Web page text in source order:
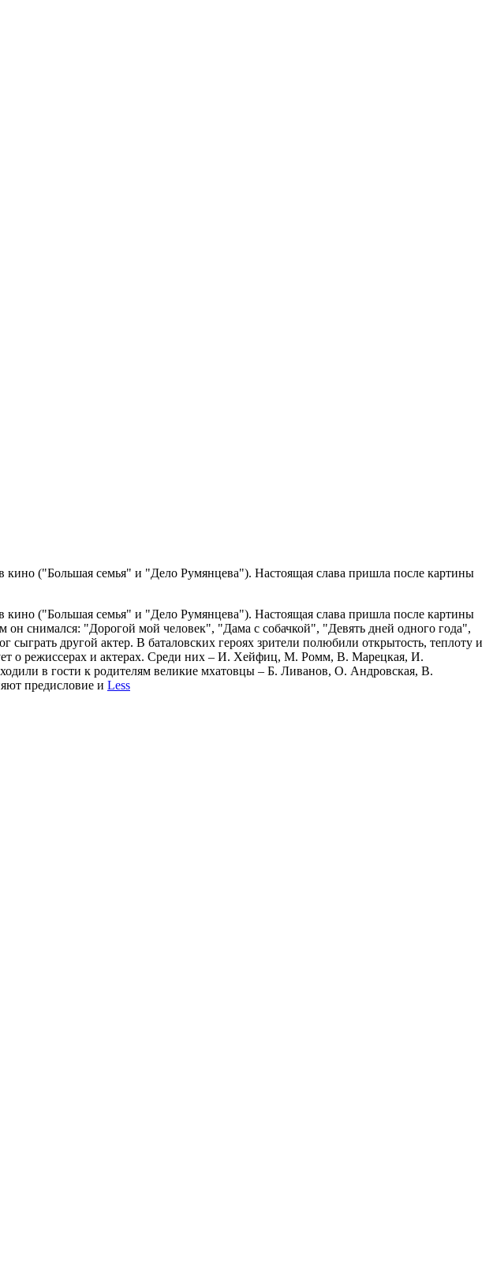
кино ("Большая семья" и "Дело Румянцева"). Настоящая слава пришла после картины
кино ("Большая семья" и "Дело Румянцева"). Настоящая слава пришла после картины
он снимался: "Дорогой мой человек", "Дама с собачкой", "Девять дней одного года",
другой актер. В баталовских героях зрители полюбили открытость, теплоту и
о режиссерах и актерах. Среди них – И. Хейфиц, М. Ромм, В. Марецкая, И.
в гости к родителям великие мхатовцы – Б. Ливанов, О. Андровская, В.
предисловие и Less